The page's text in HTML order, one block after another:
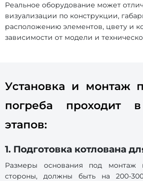
Реальное оборудование может
визуализации по конструкции,
расположению элементов, цвету и
зависимости от модели и
Установка и монтаж
погреба проходит
этапов:
1. Подготовка котлована
Размеры основания под монтаж
стороны, должны быть на 200-